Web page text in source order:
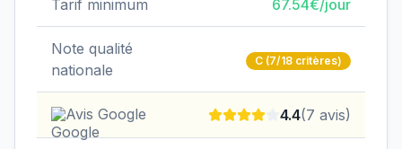
Tarif minimum 67.54€/jour
Note qualité
nationale
C (7/18 critères)
Avis Google 4.4(7 avis)